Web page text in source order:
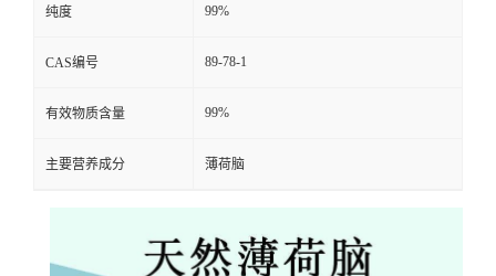
纯度 99%
CAS编号 89-78-1
有效物质含量 99%
主要营养成分 薄荷脑